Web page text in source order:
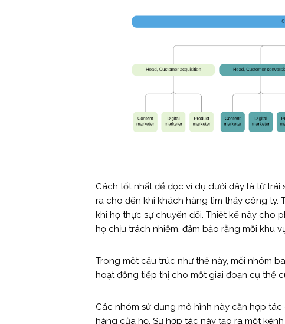
Cách tốt nhất để đọc ví dụ dưới đây là từ
ra cho đến khi khách hàng tìm thấy công
khi họ thực sự chuyển đổi. Thiết kế này cho
họ chịu trách nhiệm, đảm bảo rằng mỗi khu
Trong một cấu trúc như thế này, mỗi nhóm
hoạt động tiếp thị cho một giai đoạn cụ thể
Các nhóm sử dụng mô hình này cần hợp
hàng của họ. Sự hợp tác này tạo ra một